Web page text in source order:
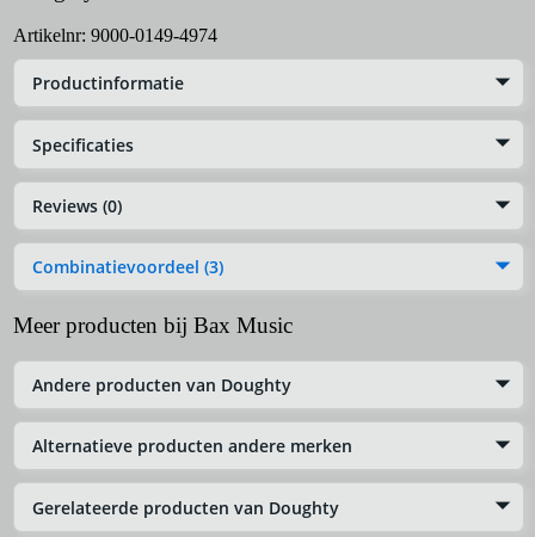
Artikelnr: 9000-0149-4974
Productinformatie
Specificaties
Reviews (0)
Combinatievoordeel (3)
Meer producten bij Bax Music
Andere producten van Doughty
Alternatieve producten andere merken
Gerelateerde producten van Doughty